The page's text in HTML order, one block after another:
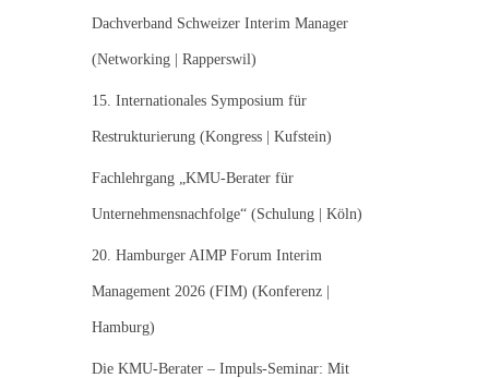
c
:
Dachverband Schweizer Interim Manager
(Networking | Rapperswil)
15. Internationales Symposium für
Restrukturierung (Kongress | Kufstein)
Fachlehrgang „KMU-Berater für
Unternehmensnachfolge“ (Schulung | Köln)
20. Hamburger AIMP Forum Interim
Management 2026 (FIM) (Konferenz |
Hamburg)
Die KMU-Berater – Impuls-Seminar: Mit